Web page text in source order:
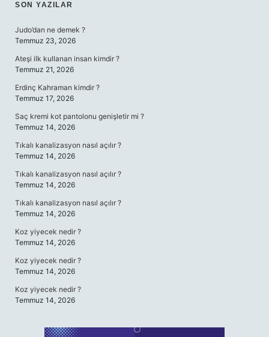
SIDEBAR
SON YAZILAR
Judo’dan ne demek ?
Temmuz 23, 2026
Ateşi ilk kullanan insan kimdir ?
Temmuz 21, 2026
Erdinç Kahraman kimdir ?
Temmuz 17, 2026
Saç kremi kot pantolonu genişletir mi ?
Temmuz 14, 2026
Tıkalı kanalizasyon nasıl açılır ?
Temmuz 14, 2026
Tıkalı kanalizasyon nasıl açılır ?
Temmuz 14, 2026
Tıkalı kanalizasyon nasıl açılır ?
Temmuz 14, 2026
Koz yiyecek nedir ?
Temmuz 14, 2026
Koz yiyecek nedir ?
Temmuz 14, 2026
Koz yiyecek nedir ?
Temmuz 14, 2026